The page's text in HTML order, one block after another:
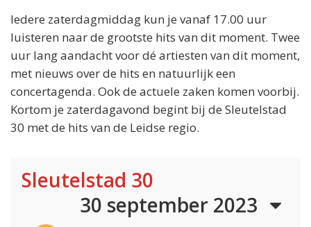
Iedere zaterdagmiddag kun je vanaf 17.00 uur
luisteren naar de grootste hits van dit moment. Twee
uur lang aandacht voor dé artiesten van dit moment,
met nieuws over de hits en natuurlijk een
concertagenda. Ook de actuele zaken komen voorbij.
Kortom je zaterdagavond begint bij de Sleutelstad
30 met de hits van de Leidse regio.
Sleutelstad 30
30 september 2023